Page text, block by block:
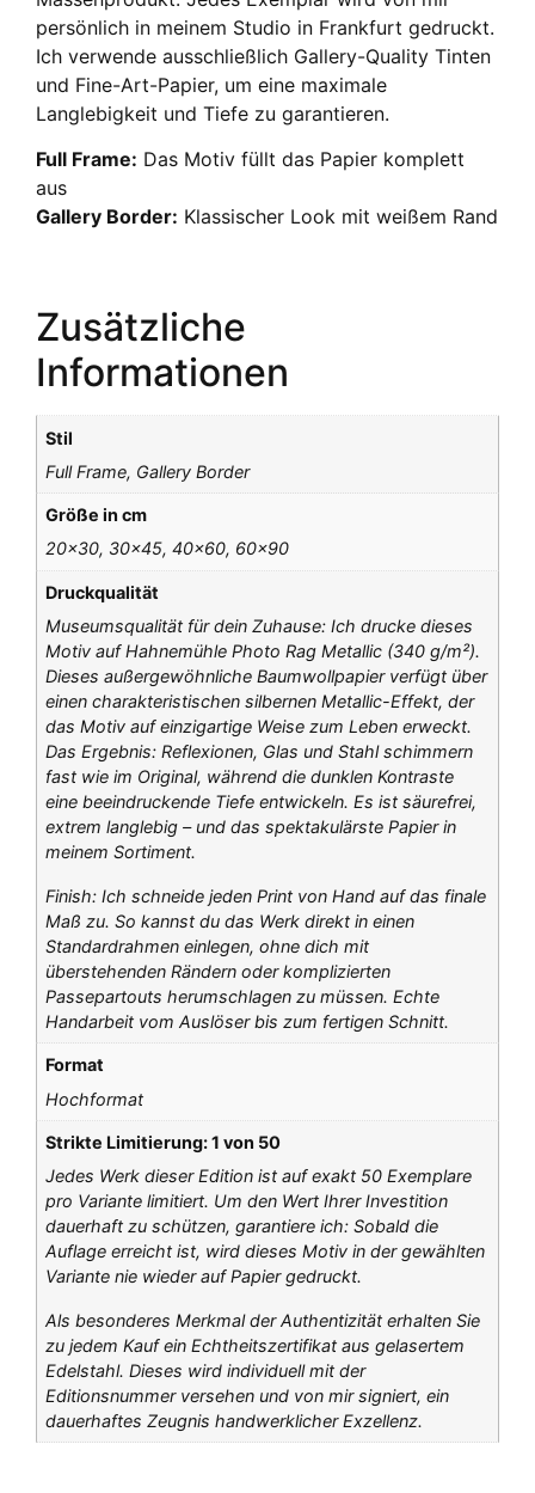
persönlich in meinem Studio in Frankfurt gedruckt.
Ich verwende ausschließlich Gallery-Quality Tinten
und Fine-Art-Papier, um eine maximale
Langlebigkeit und Tiefe zu garantieren.
Full Frame: Das Motiv füllt das Papier komplett
aus
Gallery Border: Klassischer Look mit weißem Rand
Zusätzliche
Informationen
Stil
Full Frame, Gallery Border
Größe in cm
20×30, 30×45, 40×60, 60×90
Druckqualität
Museumsqualität für dein Zuhause: Ich drucke dieses
Motiv auf Hahnemühle Photo Rag Metallic (340 g/m²).
Dieses außergewöhnliche Baumwollpapier verfügt über
einen charakteristischen silbernen Metallic-Effekt, der
das Motiv auf einzigartige Weise zum Leben erweckt.
Das Ergebnis: Reflexionen, Glas und Stahl schimmern
fast wie im Original, während die dunklen Kontraste
eine beeindruckende Tiefe entwickeln. Es ist säurefrei,
extrem langlebig – und das spektakulärste Papier in
meinem Sortiment.
Finish: Ich schneide jeden Print von Hand auf das finale
Maß zu. So kannst du das Werk direkt in einen
Standardrahmen einlegen, ohne dich mit
überstehenden Rändern oder komplizierten
Passepartouts herumschlagen zu müssen. Echte
Handarbeit vom Auslöser bis zum fertigen Schnitt.
Format
Hochformat
Strikte Limitierung: 1 von 50
Jedes Werk dieser Edition ist auf exakt 50 Exemplare
pro Variante limitiert. Um den Wert Ihrer Investition
dauerhaft zu schützen, garantiere ich: Sobald die
Auflage erreicht ist, wird dieses Motiv in der gewählten
Variante nie wieder auf Papier gedruckt.
Als besonderes Merkmal der Authentizität erhalten Sie
zu jedem Kauf ein Echtheitszertifikat aus gelasertem
Edelstahl. Dieses wird individuell mit der
Editionsnummer versehen und von mir signiert, ein
dauerhaftes Zeugnis handwerklicher Exzellenz.